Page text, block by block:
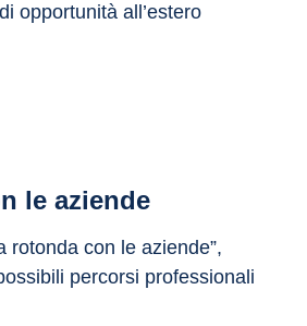
opportunità all’estero
le aziende
rotonda con le aziende”,
percorsi professionali